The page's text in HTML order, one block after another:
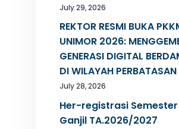
July 29, 2026
REKTOR RESMI BUKA
UNIMOR 2026:
GENERASI DIGITAL
DI WILAYAH PERBATASAN
July 28, 2026
Her-registrasi Semester
Ganjil TA.2026/2027